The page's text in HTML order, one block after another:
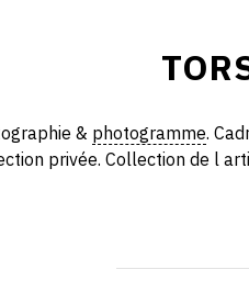
& photogramme.
privée. Collection de l